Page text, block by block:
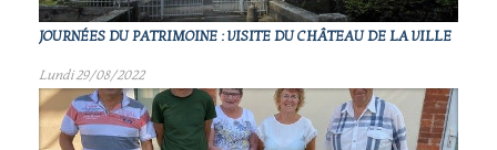
JOURNÉES DU PATRIMOINE : VISITE DU CHÂTEAU DE LA VILLE
Lundi 29/08/2022